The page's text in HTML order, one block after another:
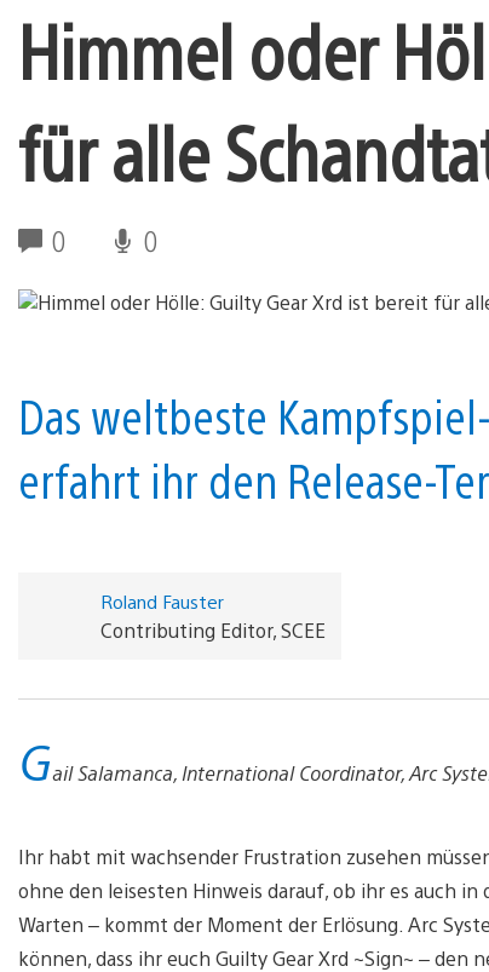
Himmel oder
für alle
0 0
Das weltbeste
erfahrt ihr den Release-
Roland Fauster
Contributing Editor, SCEE
Gail Salamanca, International Coordinator, Arc
Ihr habt mit wachsender Frustration zusehen
ohne den leisesten Hinweis darauf, ob ihr es auch
Warten – kommt der Moment der Erlösung. Arc
können, dass ihr euch Guilty Gear Xrd ~Sign~ –